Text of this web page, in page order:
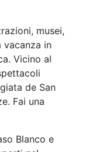
musei,
vacanza in
Vicino al
de San
Fai una
Blanco e